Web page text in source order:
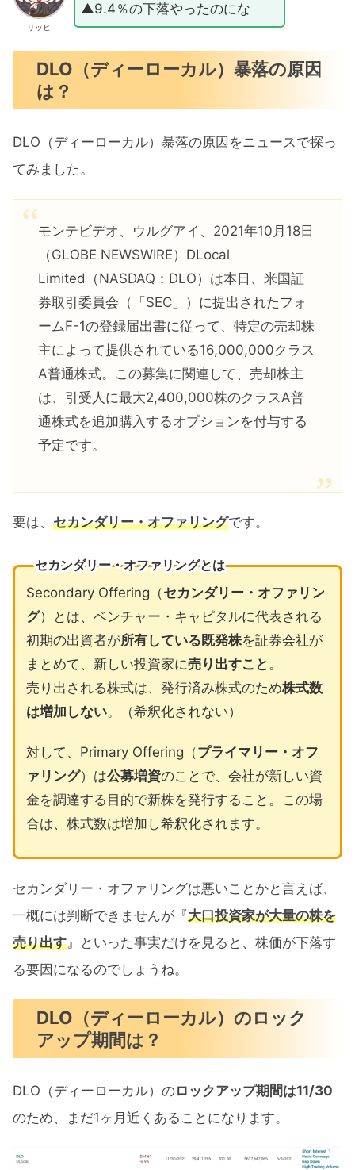
リッヒ
▲9.4％の下落やったのにな
DLO（ディーローカル）暴落の原因
は？
DLO（ディーローカル）暴落の原因をニュースで探っ
てみました。
モンテビデオ、ウルグアイ、2021年10月18日
（GLOBE NEWSWIRE）DLocal
Limited（NASDAQ：DLO）は本日、米国証
券取引委員会（「SEC」）に提出されたフォ
ームF-1の登録届出書に従って、特定の売却株
主によって提供されている16,000,000クラス
A普通株式。この募集に関連して、売却株主
は、引受人に最大2,400,000株のクラスA普
通株式を追加購入するオプションを付与する
予定です。
要は、 セカンダリー・オファリングです。
セカンダリー・オファリングとは
Secondary Offering（セカンダリー・オファリン
グ）とは、ベンチャー・キャピタルに代表される
初期の出資者が所有している既発株を証券会社が
まとめて、新しい投資家に売り出すこと 。
売り出される株式は、発行済み株式のため株式数
は増加しない。（希釈化されない）
対して、Primary Offering（プライマリー・オフ
ァリング）は公募増資のことで、会社が新しい資
金を調達する目的で新株を発行すること。この場
合は、株式数は増加し希釈化されます。
セカンダリー・オファリングは悪いことかと言えば、
一概には判断できませんが『大口投資家が大量の株を
売り出す』といった事実だけを見ると、株価が下落す
る要因になるのでしょうね。
DLO（ディーローカル）のロック
アップ期間は？
DLO（ディーローカル）のロックアップ期間は11/30
のため、まだ1ヶ月近くあることになります。